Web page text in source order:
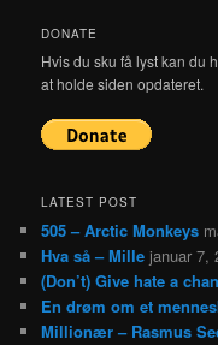
DONATE
Hvis du sku få lyst kan du
at holde siden opdateret.
LATEST POST
505 – Arctic Monkeys
Hva så – Mille januar 7,
(Don’t) Give hate a
En drøm om et
Millionær – Rasmus